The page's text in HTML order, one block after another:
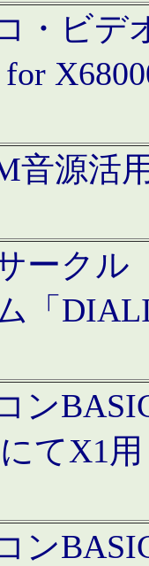
・ビデ
音源活
ークル
「
ン
てX1
ン